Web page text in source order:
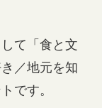
て「食と文
／地元を知
です。